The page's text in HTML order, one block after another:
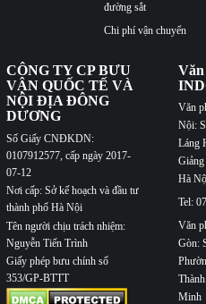
đường sắt
Chi phí vận chuyển
CÔNG TY CP BƯU
VẬN QUỐC TẾ VÀ
NỘI ĐỊA ĐÔNG
DƯƠNG
Số Giấy CNĐKDN:
0107912577, cấp ngày 2017-
07-12
Nơi cấp: Sở kế hoạch và đầu tư
thành phố Hà Nội
Tên người chịu trách nhiệm:
Nguyễn Tiến Trình
Giấy phép bưu chính số
353/GP-BTTT
Văn
Nội:
Láng
Hà
Tel:
Văn
Gòn:
Minh